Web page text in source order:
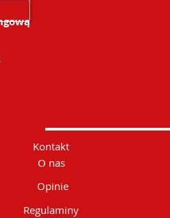
Kontakt
O nas
Opinie
Regulaminy